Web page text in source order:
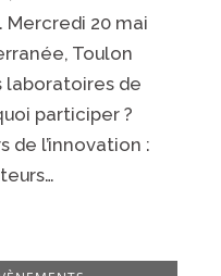
Mercredi 20 mai
Toulon
de
participer ?
de l’innovation :